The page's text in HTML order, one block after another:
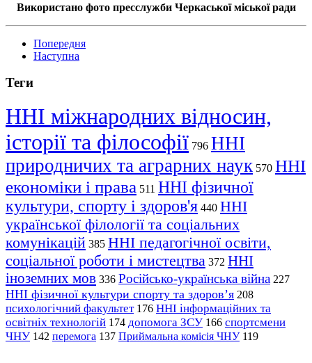
Використано фото пресслужби Черкаської міської ради
Попередня
Наступна
Теги
ННІ міжнародних відносин,
історії та філософії 796 ННІ
природничих та аграрних наук 570 ННІ
економіки і права 511 ННІ фізичної
культури, спорту і здоров'я 440 ННІ
української філології та соціальних
комунікацій 385 ННІ педагогічної освіти,
соціальної роботи і мистецтва 372 ННІ
іноземних мов 336 Російсько-українська війна 227
ННІ фізичної культури спорту та здоров’я 208
психологічний факультет 176 ННІ інформаційних та
освітніх технологій 174 допомога ЗСУ 166 спортсмени
ЧНУ 142 перемога 137 Приймальна комісія ЧНУ 119